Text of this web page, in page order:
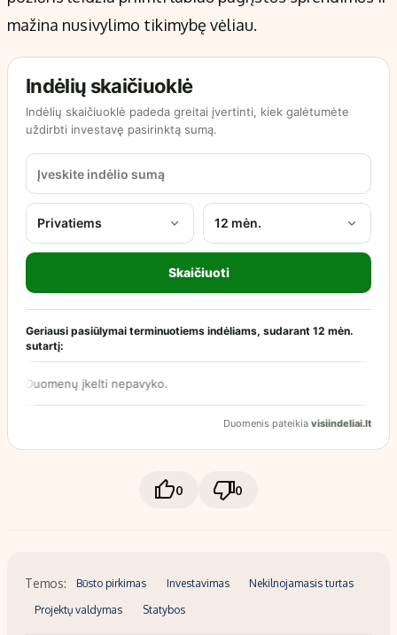
mažina nusivylimo tikimybę vėliau.
0 0
Temos: Būsto pirkimas Investavimas Nekilnojamasis turtas
Projektų valdymas Statybos